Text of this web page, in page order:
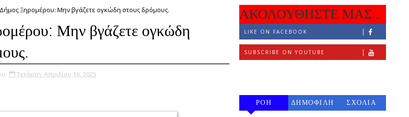
Δήμος Ξηρομέρου: Μην βγάζετε ογκώδη στους δρόμους.
Μην βγάζετε ογκώδη
Τετάρτη, Απριλίου 16, 2025
ΑΚΟΛΟΥΘΗΣΤΕ ΜΑΣ...
LIKE ON FACEBOOK
SUBSCRIBE ON YOUTUBE
ΡΟΗ
ΔΗΜΟΦΙΛΗ
ΣΧΟΛΙΑ